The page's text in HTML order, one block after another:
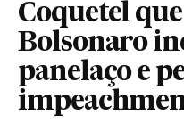
Coquetel
Bolsonaro
panelaço e